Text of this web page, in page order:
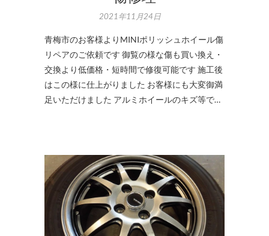
2021年11月24日
青梅市のお客様よりMINIポリッシュホイール傷
リペアのご依頼です 御覧の様な傷も買い換え・
交換より低価格・短時間で修復可能です 施工後
はこの様に仕上がりました お客様にも大変御満
足いただけました アルミホイールのキズ等で…